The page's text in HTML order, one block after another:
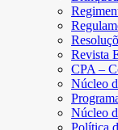
Revista
CPA –
Núcleo
Núcleo